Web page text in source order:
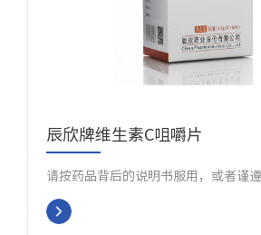
辰欣牌维生素C咀嚼片
请按药品背后的说明书服用，或者谨遵